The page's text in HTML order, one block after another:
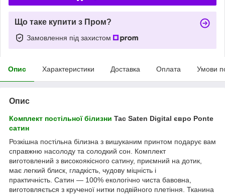
Що таке купити з Пром?
Замовлення під захистом
Опис Характеристики Доставка Оплата Умови
Опис
Комплект постільної білизни Tac Saten Digital євро Ponte
сатин
Розкішна постільна білизна з вишуканим принтом подарує вам
справжню насолоду та солодкий сон. Комплект
виготовлений з високоякісного сатину, приємний на дотик,
має легкий блиск, гладкість, чудову міцність і
практичність. Сатин — 100% екологічно чиста бавовна,
виготовляється з крученої нитки подвійного плетіння. Тканина